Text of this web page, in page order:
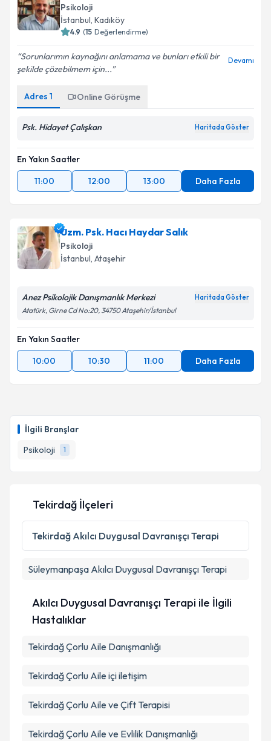
İlgili Branşlar
Psikoloji
1
Psikoloji
İstanbul, Kadıköy
4.9 (15 Değerlendirme)
Sorunlarımın kaynağını anlamama ve bunları etkili bir
şekilde çözebilmem için...
Devamı
Adres 1 Online Görüşme
Psk. Hidayet Çalışkan Haritada Göster
En Yakın Saatler
11:00
12:00 13:00 Daha Fazla
Uzm. Psk. Hacı Haydar Salık
Psikoloji
İstanbul, Ataşehir
Anez Psikolojik Danışmanlık Merkezi Haritada Göster
Atatürk, Girne Cd No:20, 34750 Ataşehir/İstanbul
En Yakın Saatler
10:00
10:30 11:00 Daha Fazla
Tekirdağ İlçeleri
Tekirdağ Akılcı Duygusal Davranışçı Terapi
Süleymanpaşa Akılcı Duygusal Davranışçı Terapi
Akılcı Duygusal Davranışçı Terapi ile İlgili
Hastalıklar
Tekirdağ Çorlu Aile Danışmanlığı
Tekirdağ Çorlu Aile içi iletişim
Tekirdağ Çorlu Aile ve Çift Terapisi
Tekirdağ Çorlu Aile ve Evlilik Danışmanlığı